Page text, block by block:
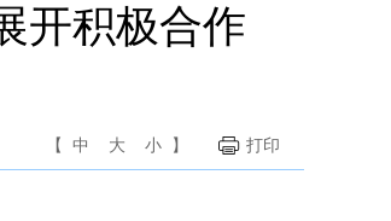
开积极合作
【 中 大 小 】 打印